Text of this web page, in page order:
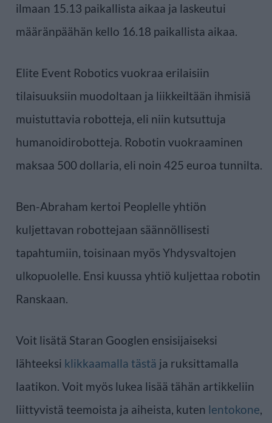
ilmaan 15.13 paikallista aikaa ja laskeutui
määränpäähän kello 16.18 paikallista aikaa.
Elite Event Robotics vuokraa erilaisiin
tilaisuuksiin muodoltaan ja liikkeiltään ihmisiä
muistuttavia robotteja, eli niin kutsuttuja
humanoidirobotteja. Robotin vuokraaminen
maksaa 500 dollaria, eli noin 425 euroa tunnilta.
Ben-Abraham kertoi Peoplelle yhtiön
kuljettavan robottejaan säännöllisesti
tapahtumiin, toisinaan myös Yhdysvaltojen
ulkopuolelle. Ensi kuussa yhtiö kuljettaa robotin
Ranskaan.
Voit lisätä Staran Googlen ensisijaiseksi
lähteeksi klikkaamalla tästä ja ruksittamalla
laatikon. Voit myös lukea lisää tähän artikkeliin
liittyvistä teemoista ja aiheista, kuten lentokone,